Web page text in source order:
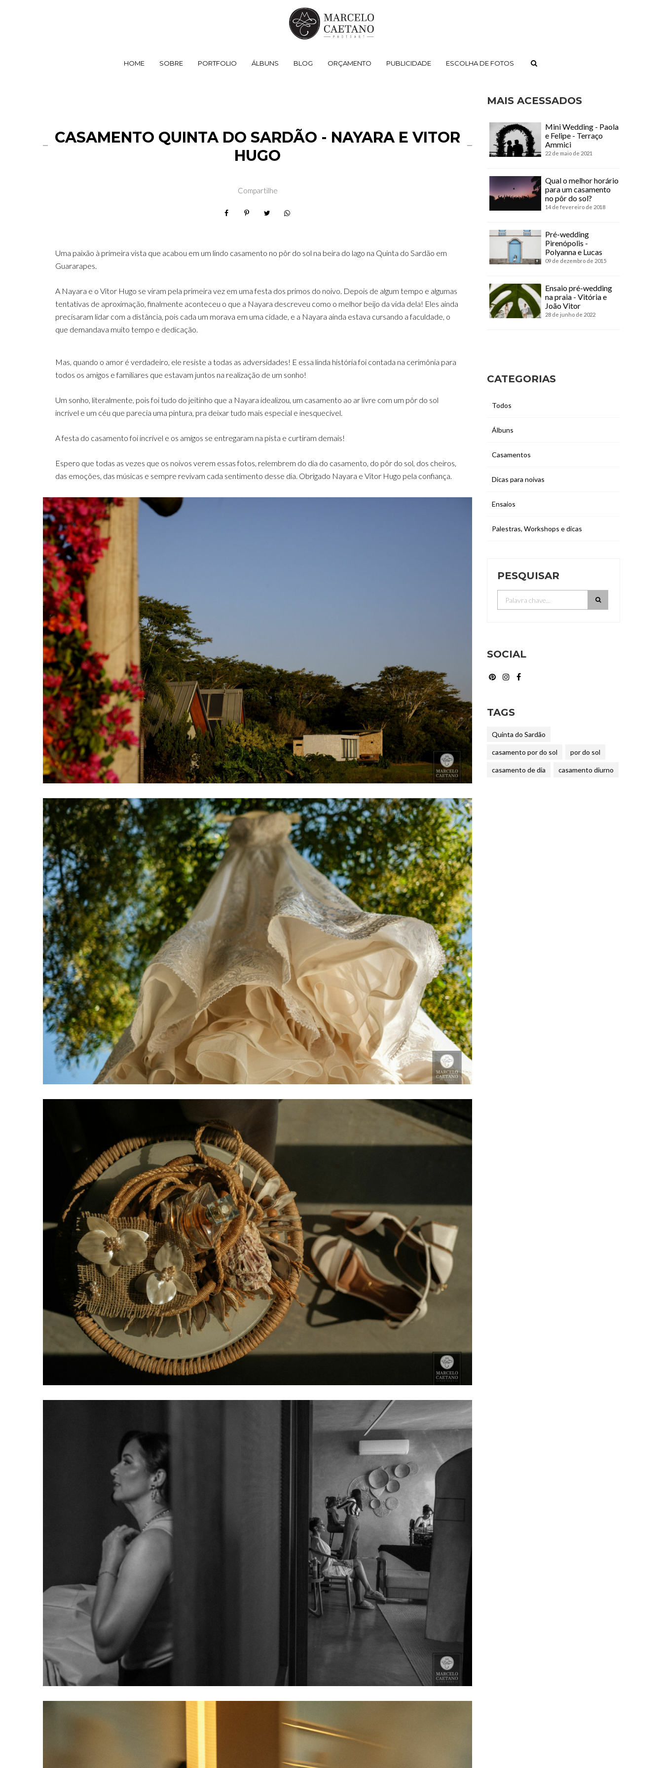
HOME SOBRE PORTFOLIO ÁLBUNS BLOG ORÇAMENTO PUBLICIDADE ESCOLHA DE FOTOS
CASAMENTO QUINTA DO SARDÃO - NAYARA E VITOR
HUGO
Compartilhe
Uma paixão à primeira vista que acabou em um lindo casamento no pôr do sol na beira do lago na Quinta do Sardão em
Guararapes.
A Nayara e o Vitor Hugo se viram pela primeira vez em uma festa dos primos do noivo. Depois de algum tempo e algumas
tentativas de aproximação, finalmente aconteceu o que a Nayara descreveu como o melhor beijo da vida dela! Eles ainda
precisaram lidar com a distância, pois cada um morava em uma cidade, e a Nayara ainda estava cursando a faculdade, o
que demandava muito tempo e dedicação.
Mas, quando o amor é verdadeiro, ele resiste a todas as adversidades! E essa linda história foi contada na cerimônia para
todos os amigos e familiares que estavam juntos na realização de um sonho!
Um sonho, literalmente, pois foi tudo do jeitinho que a Nayara idealizou, um casamento ao ar livre com um pôr do sol
incrível e um céu que parecia uma pintura, pra deixar tudo mais especial e inesquecível.
A festa do casamento foi incrível e os amigos se entregaram na pista e curtiram demais!
Espero que todas as vezes que os noivos verem essas fotos, relembrem do dia do casamento, do pôr do sol, dos cheiros,
das emoções, das músicas e sempre revivam cada sentimento desse dia. Obrigado Nayara e Vitor Hugo pela confiança.
MAIS ACESSADOS
Mini Wedding - Paola
e Felipe - Terraço
Ammici
22 de maio de 2021
Qual o melhor horário
para um casamento
no pôr do sol?
14 de fevereiro de 2018
Pré-wedding
Pirenópolis -
Polyanna e Lucas
09 de dezembro de 2015
Ensaio pré-wedding
na praia - Vitória e
João Vitor
28 de junho de 2022
CATEGORIAS
Todos
Álbuns
Casamentos
Dicas para noivas
Ensaios
Palestras, Workshops e dicas
PESQUISAR
SOCIAL
TAGS
Quinta do Sardão
casamento por do sol por do sol
casamento de dia casamento diurno